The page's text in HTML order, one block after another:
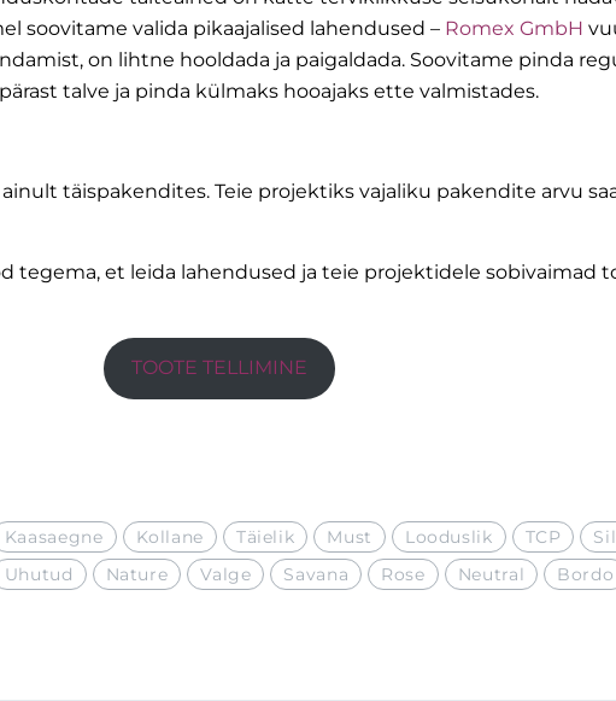
soovitame valida pikaajalised lahendused – Romex GmbH
on lihtne hooldada ja paigaldada. Soovitame pinda
talve ja pinda külmaks hooajaks ette valmistades.
täispakendites. Teie projektiks vajaliku pakendite arvu
tegema, et leida lahendused ja teie projektidele sobivaimad
TOOTE TELLIMINE
Kaasaegne Kollane Täielik Must Looduslik TCP
Uhutud Nature Valge Savana Rose Neutral Bordo